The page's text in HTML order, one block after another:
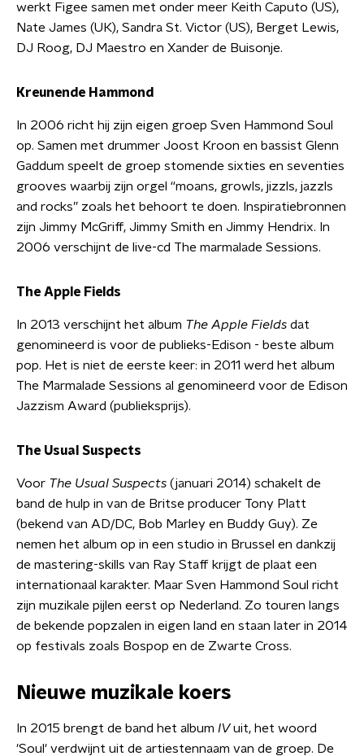
werkt Figee samen met onder meer Keith Caputo (US),
Nate James (UK), Sandra St. Victor (US), Berget Lewis,
DJ Roog, DJ Maestro en Xander de Buisonje.
Kreunende Hammond
In 2006 richt hij zijn eigen groep Sven Hammond Soul
op. Samen met drummer Joost Kroon en bassist Glenn
Gaddum speelt de groep stomende sixties en seventies
grooves waarbij zijn orgel “moans, growls, jizzls, jazzls
and rocks” zoals het behoort te doen. Inspiratiebronnen
zijn Jimmy McGriff, Jimmy Smith en Jimmy Hendrix. In
2006 verschijnt de live-cd The marmalade Sessions.
The Apple Fields
In 2013 verschijnt het album The Apple Fields dat
genomineerd is voor de publieks-Edison - beste album
pop. Het is niet de eerste keer: in 2011 werd het album
The Marmalade Sessions al genomineerd voor de Edison
Jazzism Award (publieksprijs).
The Usual Suspects
Voor The Usual Suspects (januari 2014) schakelt de
band de hulp in van de Britse producer Tony Platt
(bekend van AD/DC, Bob Marley en Buddy Guy). Ze
nemen het album op in een studio in Brussel en dankzij
de mastering-skills van Ray Staff krijgt de plaat een
internationaal karakter. Maar Sven Hammond Soul richt
zijn muzikale pijlen eerst op Nederland. Zo touren langs
de bekende popzalen in eigen land en staan later in 2014
op festivals zoals Bospop en de Zwarte Cross.
Nieuwe muzikale koers
In 2015 brengt de band het album IVuit, het woord
'Soul' verdwijnt uit de artiestennaam van de groep. De